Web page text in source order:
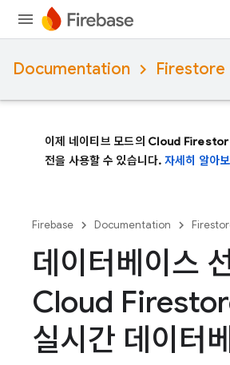
Documentation Firestore
이제 네이티브 모드의 Cloud
전을 사용할 수 있습니다. 자세히 알아
Firebase Documentation
데이터베이스
Cloud
실시간 데이터